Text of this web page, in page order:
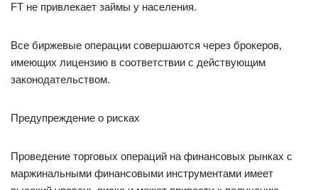
FT не привлекает займы у населения.
Все биржевые операции совершаются через брокеров,
имеющих лицензию в соответствии с действующим
законодательством.
Предупреждение о рисках
Проведение торговых операций на финансовых рынках с
маржинальными финансовыми инструментами имеет